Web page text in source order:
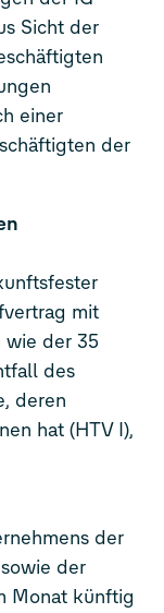
Sicht der
einer
der
mit
wie der 35
des
deren
hat (HTV I),
der
der
Monat künftig